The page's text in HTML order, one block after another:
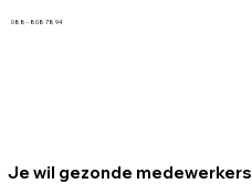
088 - 808 78 94
Je wil gezonde medewerkers